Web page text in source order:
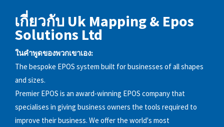
เกี่ยวกับ Uk Mapping & Epos
Solutions Ltd
ในคำพูดของพวกเขาเอง:
The bespoke EPOS system built for businesses of all shapes
and sizes.
Premier EPOS is an award-winning EPOS company that
specialises in giving business owners the tools required to
improve their business. We offer the world's most